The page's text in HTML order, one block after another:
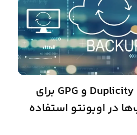
چگونه از ابزارهای Duplicity و GPG برای
در اوبونتو استفاده